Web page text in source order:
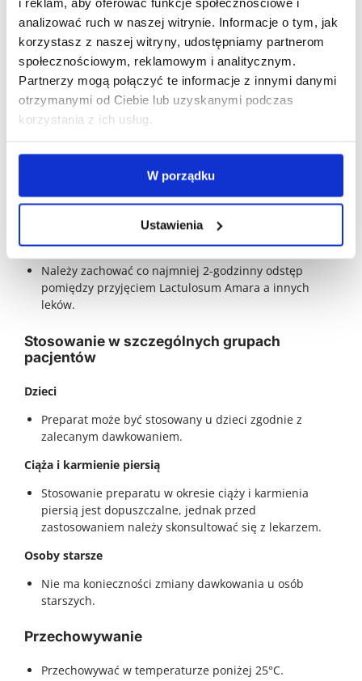
analizować ruch w naszej witrynie. Informacje o tym, jak
korzystasz z naszej witryny, udostępniamy partnerom
społecznościowym, reklamowym i analitycznym.
Partnerzy mogą połączyć te informacje z innymi danymi
otrzymanymi od Ciebie lub uzyskanymi podczas
korzystania z ich usług.
W porządku
Ustawienia
Wzdęcia.
W przypadku przedawkowania mogą wystąpić:
Biegunka.
Bóle brzucha.
Zaburzenia równowagi elektrolitowej (np.
Interakcje z innymi lekami
Lactulosum Amara może wpływać na wchłanianie
innych leków przyjmowanych doustnie.
Należy zachować co najmniej 2-godzinny odstęp
pomiędzy przyjęciem Lactulosum Amara a innych
leków.
Stosowanie w szczególnych grupach
pacjentów
Dzieci
Preparat może być stosowany u dzieci zgodnie z
zalecanym dawkowaniem.
Ciąża i karmienie piersią
Stosowanie preparatu w okresie ciąży i karmienia
piersią jest dopuszczalne, jednak przed
zastosowaniem należy skonsultować się z lekarzem.
Osoby starsze
Nie ma konieczności zmiany dawkowania u osób
starszych.
Przechowywanie
Przechowywać w temperaturze poniżej 25°C.